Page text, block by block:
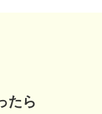
たら